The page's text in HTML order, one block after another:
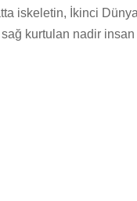
iskeletin, İkinci
kurtulan nadir